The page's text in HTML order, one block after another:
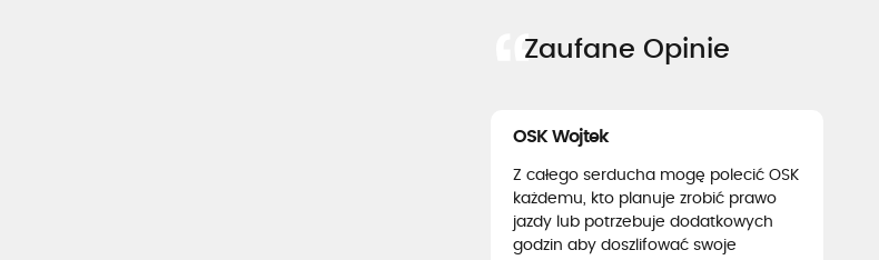
Zaufane Opinie
OSK Wojtek
Z całego serducha mogę polecić OSK
każdemu, kto planuje zrobić prawo
jazdy lub potrzebuje dodatkowych
godzin aby doszlifować swoje